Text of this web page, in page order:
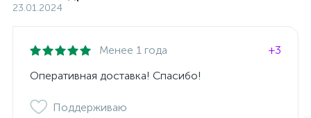
23.01.2024
Менее 1 года
+3
Оперативная доставка! Спасибо!
Поддерживаю